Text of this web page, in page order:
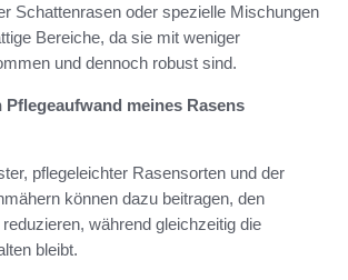
Schattenrasen oder spezielle Mischungen
Bereiche, da sie mit weniger
und dennoch robust sind.
Pflegeaufwand meines Rasens
pflegeleichter Rasensorten und der
können dazu beitragen, den
während gleichzeitig die
bleibt.